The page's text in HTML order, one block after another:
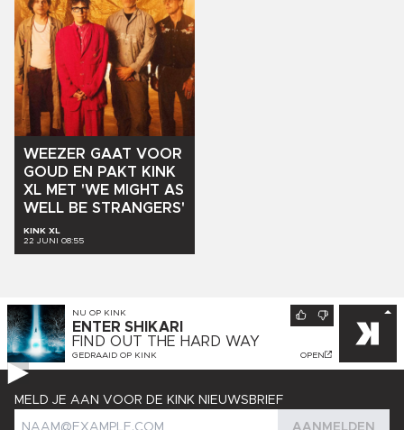
WEEZER GAAT VOOR
GOUD EN PAKT KINK
XL MET 'WE MIGHT AS
WELL BE STRANGERS'
KINK XL
22 JUNI 08:55
NU OP KINK
ENTER SHIKARI
FIND OUT THE HARD WAY
GEDRAAID OP KINK OPEN
MELD JE AAN VOOR DE KINK NIEUWSBRIEF